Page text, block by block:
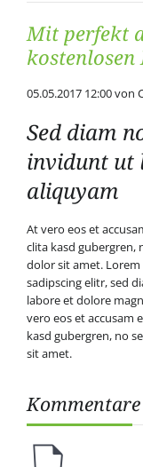
Mit perfekt
05.05.2017 12:00von
Sed diam
invidunt ut
aliquyam
At vero eos et
clita kasd gubergren,
dolor sit amet.
sadipscing elitr, sed
labore et dolore
vero eos et accusam
kasd gubergren, no
sit amet.
Kommentare